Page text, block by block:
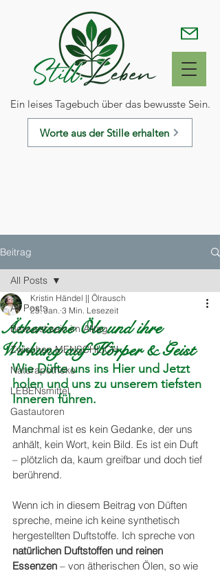
Ein leises Tagebuch über das bewusste Sein.
Worte aus der Stille erhalten
Beitrag
All Posts
Bewusst:sein im Alltag
Zwischen MENSCHLICH
Naturapotheke
LEBENsmittel
Gastautoren
All Posts
Ätherische Öle und ihre
Wirkung auf Körper & Geist
Kristin Händel || Ölrausch
25. Jan. 3 Min. Lesezeit
Wie Düfte uns ins Hier und Jetzt
holen und uns zu unserem tiefsten
Inneren führen.
Manchmal ist es kein Gedanke, der uns
anhält, kein Wort, kein Bild. Es ist ein Duft
– plötzlich da, kaum greifbar und doch tief
berührend.
Wenn ich in diesem Beitrag von Düften
spreche, meine ich keine synthetisch
hergestellten Duftstoffe. Ich spreche von
natürlichen Duftstoffen und reinen
Essenzen – von ätherischen Ölen, so wie